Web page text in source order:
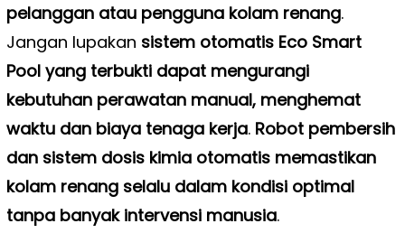
pelanggan atau pengguna kolam renang.
Jangan lupakan sistem otomatis Eco Smart
Pool yang terbukti dapat mengurangi
kebutuhan perawatan manual, menghemat
waktu dan biaya tenaga kerja. Robot pembersih
dan sistem dosis kimia otomatis memastikan
kolam renang selalu dalam kondisi optimal
tanpa banyak intervensi manusia.